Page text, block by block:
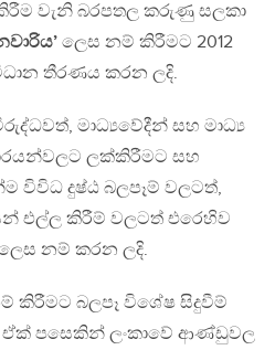
වැනි බරපතල කරුණු සලකා
ලෙස නම් කිරීමට 2012
තීරණය කරන ලදි.
මාධ්‍යවේදීන් සහ මාධ්‍ය
ලක්කිරීමට සහ
විවිධ දුෂ්ඨ බලපෑම් වලටත්,
එල්ල කිරීම් වලටත් එරෙහිව
නම් කරන ලදි.
කිරීමට බලපෑ විශේෂ සිදුවීම්
පසෙකින් ලංකාවේ ආණ්ඩුවල